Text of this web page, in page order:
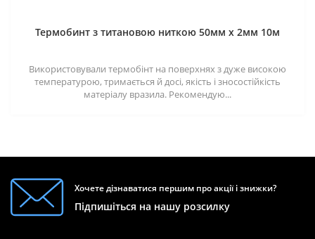
Термобинт з титановою ниткою 50мм х 2мм 10м
Використовували термобінт на поверхнях з дуже високою
температурою, тримається й досі, якість і зносостійкість
матеріалу вразила. Рекомендую...
Хочете дізнаватися першим про акції і знижки?
Підпишіться на нашу розсилку